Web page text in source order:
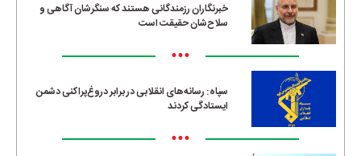
خبرنگاران رزمندگانی هستند که سنگرشان آگاهی و
سلاح‌شان حقیقت است
•••
سپاه: رسانه‌های انقلابی در برابر دروغ‌پراکنی دشمن
ایستادگی کردند
•••